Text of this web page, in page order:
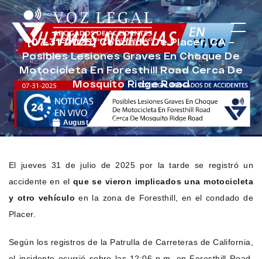
[07-31-2025] Condado De Placer, CA –
Posibles Lesiones Graves En Choque De
Motocicleta En Foresthill Road Cerca De
Mosquito Ridge Road
August 1, 2025 Noticias de Accidentes
El jueves 31 de julio de 2025 por la tarde se registró un
accidente en el que se vieron implicados una motocicleta
y otro vehículo en la zona de Foresthill, en el condado de
Placer.
Según los registros de la Patrulla de Carreteras de California,